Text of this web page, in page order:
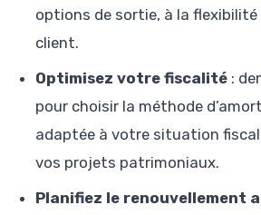
options de sortie, à la flexibilité
client.
Optimisez votre fiscalité :
pour choisir la méthode
adaptée à votre situation
vos projets patrimoniaux.
Planifiez le renouvellement